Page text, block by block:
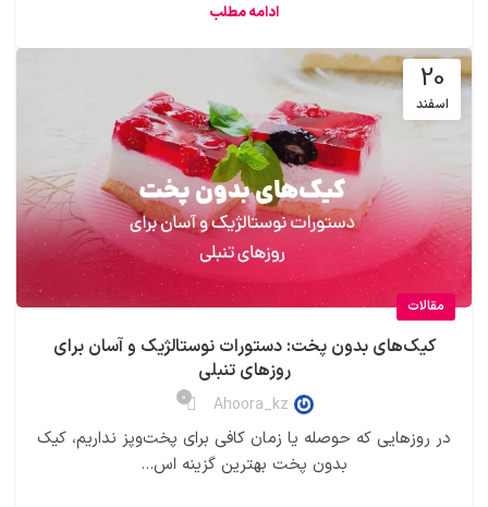
ادامه مطلب
20
اسفند
مقالات
کیک‌های بدون پخت: دستورات نوستالژیک و آسان برای
روزهای تنبلی
Ahoora_kz
0
در روزهایی که حوصله یا زمان کافی برای پخت‌وپز نداریم، کیک
بدون پخت بهترین گزینه اس...